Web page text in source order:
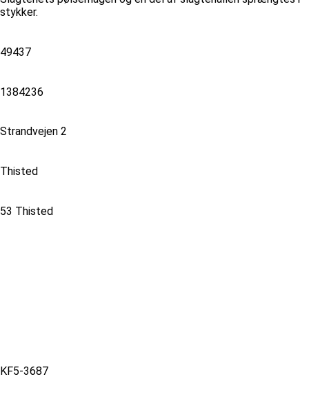
stykker.
49437
1384236
Strandvejen 2
Thisted
53 Thisted
KF5-3687